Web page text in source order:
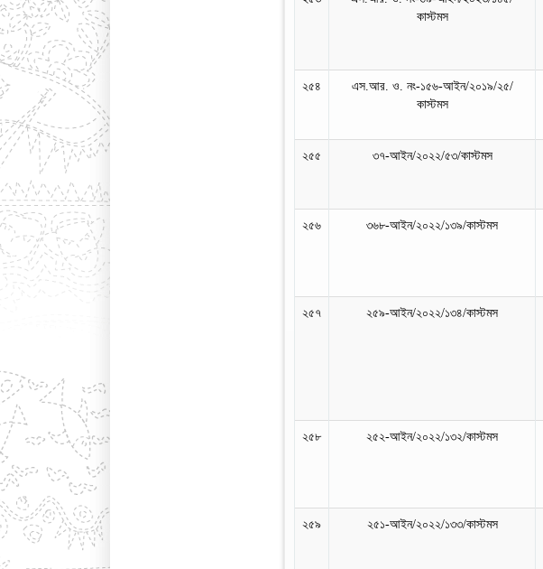
কাস্টমস
২৫৪
এস.আর. ও. নং-১৫৬-আইন/২০১৯/২৫/
কাস্টমস
২৫৫ ৩৭-আইন/২০২২/৫৩/কাস্টমস
২৫৬ ৩৬৮-আইন/২০২২/১৩৯/কাস্টমস
২৫৭ ২৫৯-আইন/২০২২/১৩৪/কাস্টমস
২৫৮ ২৫২-আইন/২০২২/১৩২/কাস্টমস
২৫৯ ২৫১-আইন/২০২২/১৩৩/কাস্টমস